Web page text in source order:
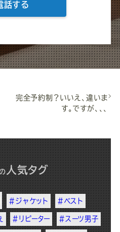
話する
完全予約制？いいえ、違いま
す。ですが、、、
人気タグ
#ジャケット #ベスト
#リピーター #スーツ男子